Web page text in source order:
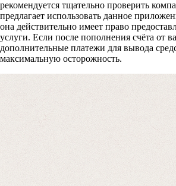
Форма для пострадавших
рекомендуется тщательно проверить
предлагает использовать данное
она действительно имеет право
услуги. Если после пополнения счёта от
дополнительные платежи для вывода
максимальную осторожность.